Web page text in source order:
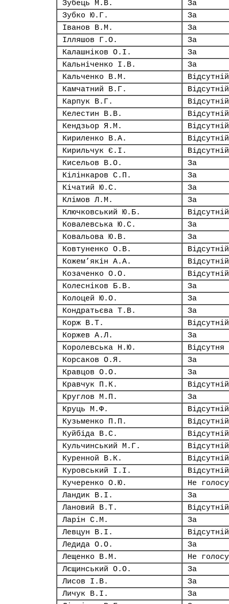
Зубець М.В.
За
Зубко Ю.Г.
За
Іванов В.М.
За
Ілляшов Г.О.
За
Калашніков О.І.
За
Кальніченко І.В.
За
Кальченко В.М.
Відсутній
Камчатний В.Г.
Відсутній
Карпук В.Г.
Відсутній
Келестин В.В.
Відсутній
Кендзьор Я.М.
Відсутній
Кириленко В.А.
Відсутній
Кирильчук Є.І.
Відсутній
Кисельов В.О.
За
Кілінкаров С.П.
За
Кічатий Ю.С.
За
Клімов Л.М.
За
Ключковський Ю.Б.
Відсутній
Ковалевська Ю.С.
За
Ковальова Ю.В.
За
Ковтуненко О.В.
Відсутній
Кожем’якін А.А.
Відсутній
Козаченко О.О.
Відсутній
Колесніков Б.В.
За
Колоцей Ю.О.
За
Кондратьєва Т.В.
За
Корж В.Т.
Відсутній
Коржев А.Л.
За
Королевська Н.Ю.
Відсутня
Корсаков О.Я.
За
Кравцов О.О.
За
Кравчук П.К.
Відсутній
Круглов М.П.
За
Круць М.Ф.
Відсутній
Кузьменко П.П.
Відсутній
Куйбіда В.С.
Відсутній
Кульчинський М.Г.
Відсутній
Куренной В.К.
Відсутній
Куровський І.І.
Відсутній
Кучеренко О.Ю.
Не
Ландик В.І.
За
Лановий В.Т.
Відсутній
Ларін С.М.
За
Левцун В.І.
Відсутній
Ледида О.О.
За
Лещенко В.М.
Не
Лєщинський О.О.
За
Лисов І.В.
За
Личук В.І.
За